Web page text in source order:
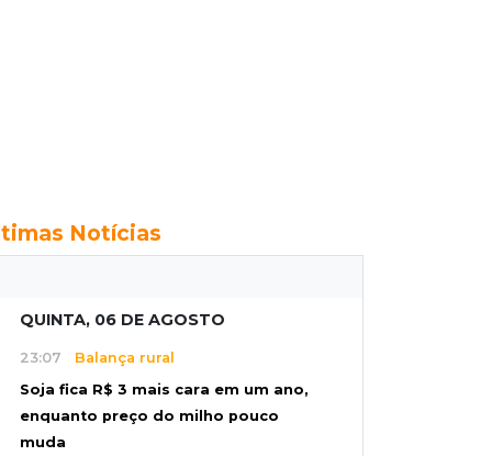
Notícias
QUINTA, 06 DE AGOSTO
23:07 Balança rural
Soja fica R$ 3 mais cara em um ano,
enquanto preço do milho pouco
muda